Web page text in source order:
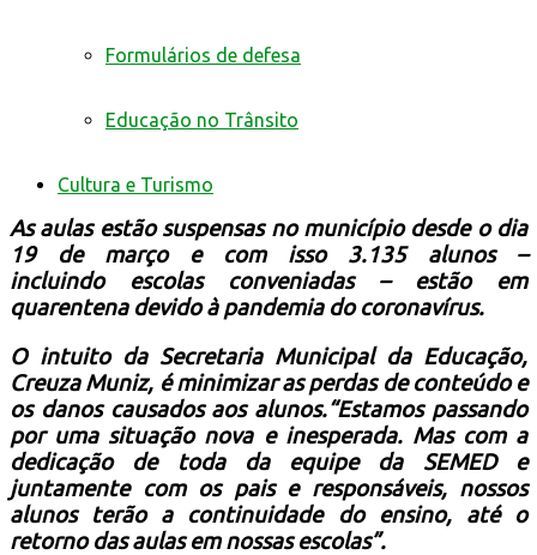
Formulários de defesa
Educação no Trânsito
Cultura e Turismo
As aulas estão suspensas no município desde o dia
19 de março e com isso 3.135 alunos –
incluindo escolas conveniadas – estão em
quarentena devido à pandemia do coronavírus.
O intuito da Secretaria Municipal da Educação,
Creuza Muniz, é minimizar as perdas de conteúdo e
os danos causados aos alunos.“Estamos passando
por uma situação nova e inesperada.Mas com a
dedicação de toda da equipe da SEMED e
juntamente com os pais e responsáveis, nossos
alunos terão a continuidade do ensino, até o
retorno das aulas em nossas escolas”.